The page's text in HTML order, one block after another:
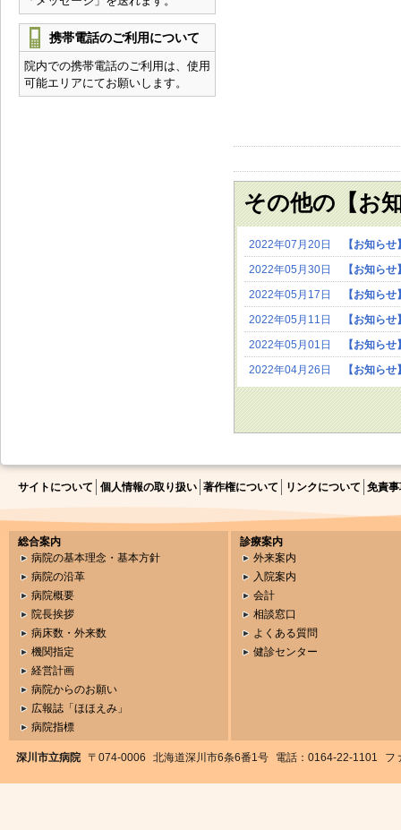
その他の【お
2022年07月20日 【お知らせ
2022年05月30日 【お知らせ
2022年05月17日 【お知らせ
2022年05月11日 【お知らせ
2022年05月01日 【お知らせ
2022年04月26日 【お知らせ
携帯電話のご利用について
院内での携帯電話のご利用は、使用
可能エリアにてお願いします。
サイトについて 個人情報の取り扱い 著作権について リンクについて 免責
総合案内
病院の基本理念・基本方針
病院の沿革
病院概要
院長挨拶
病床数・外来数
機関指定
経営計画
病院からのお願い
広報誌「ほほえみ」
病院指標
診療案内
外来案内
入院案内
会計
相談窓口
よくある質問
健診センター
深川市立病院 〒074-0006 北海道深川市6条6番1号 電話：0164-22-1101 フ